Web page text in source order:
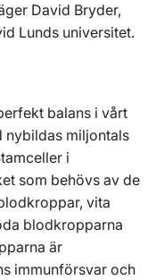
David Bryder,
Lunds universitet.
balans i vårt
nybildas miljontals
i
som behövs av de
vita
blodkropparna
är
immunförsvar och